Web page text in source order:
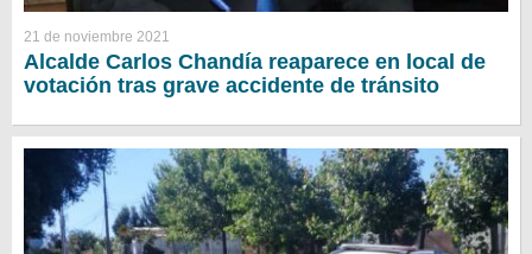
21 de noviembre 2021
Alcalde Carlos Chandía reaparece en local de
votación tras grave accidente de tránsito